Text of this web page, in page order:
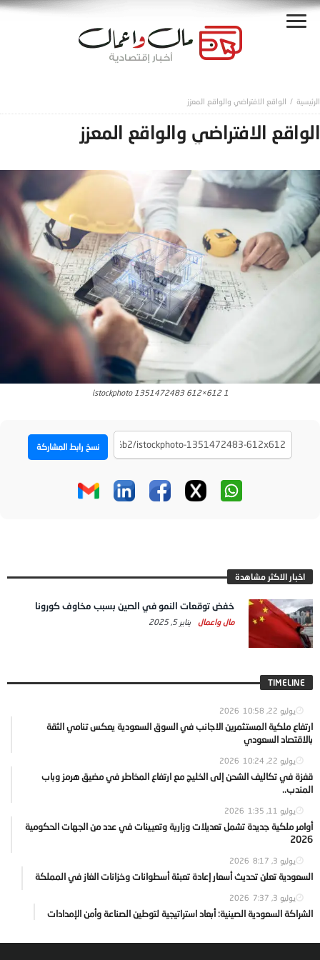
الواقع الافتراضي والواقع المعزز
الواقع الافتراضي والواقع المعزز
istockphoto 1351472483 612×612 1
نسخ رابط المشاركة
اخبار الاكثر مشاهدة
خفض توقعات النمو في الصين بسبب مخاوف كورونا
مال واعمال يناير 5, 2025
TIMELINE
يوليو 22, 2026 10:58
ارتفاع ملكية المستثمرين الاجانب في السوق السعودية يعكس تنامي الثقة
بالاقتصاد السعودي
يوليو 22, 2026 10:24
قفزة في تكاليف الشحن إلى الخليج مع ارتفاع المخاطر في مضيق هرمز وباب
المندب..
يوليو 11, 2026 1:35
أوامر ملكية جديدة تشمل تعديلات وزارية وتعيينات في عدد من الجهات الحكومية
2026
يوليو 3, 2026 8:17
السعودية تعلن تحديث أسعار إعادة تعبئة أسطوانات وخزانات الغاز في المملكة
يوليو 3, 2026 7:37
الشراكة السعودية الصينية: أبعاد استراتيجية لتوطين الصناعة وأمن الإمدادات